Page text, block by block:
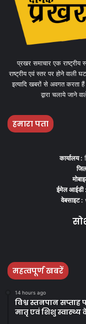
प्रखर समाचार एक राष्ट्रीय
राष्ट्रीय एवं स्तर पर होने
इत्यादि खबरों से अवगत करता
द्वारा चलाये जाने
हमारा पता
कार्यालय :
ईमेल आईडी :
वेबसाइट :
महत्वपूर्ण खबरें
14 hours ago
विश्व स्तनपान सप्ताह
मातृ एवं शिशु स्वास्थ्य